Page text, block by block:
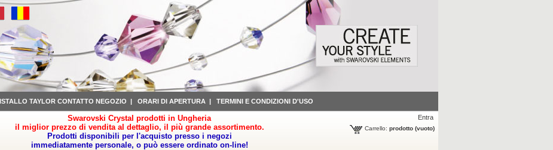
TAYLOR CONTATTO NEGOZIO | ORARI DI APERTURA | TERMINI E CONDIZIONI D'USO
Swarovski Crystal prodotti in Ungheria
il miglior prezzo di vendita al dettaglio, il più grande assortimento.
Prodotti disponibili per l'acquisto presso i negozi
immediatamente personale, o può essere ordinato on-line!
Entra
Carrello: prodotto (vuoto)